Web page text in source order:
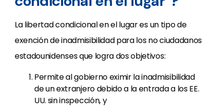
La libertad condicional en el lugar es un tipo de
exención de inadmisibilidad para los no ciudadanos
estadounidenses que logra dos objetivos:
Permite al gobierno eximir la inadmisibilidad
de un extranjero debido a la entrada a los EE.
UU. sin inspección, y